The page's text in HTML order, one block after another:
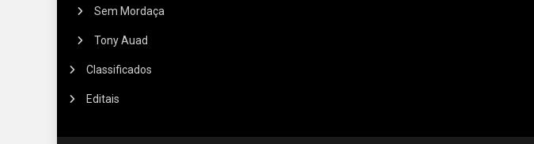
Sem Mordaça
Tony Auad
Classificados
Editais